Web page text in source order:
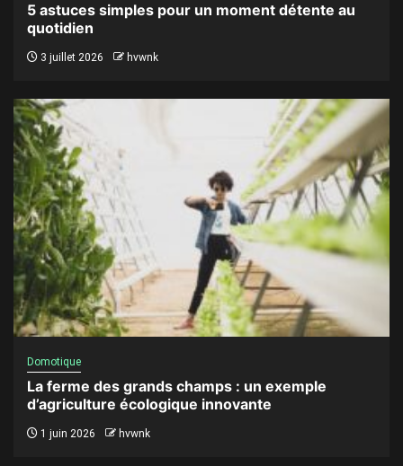
5 astuces simples pour un moment détente au
quotidien
3 juillet 2026 hvwnk
Domotique
La ferme des grands champs : un exemple
d’agriculture écologique innovante
1 juin 2026 hvwnk